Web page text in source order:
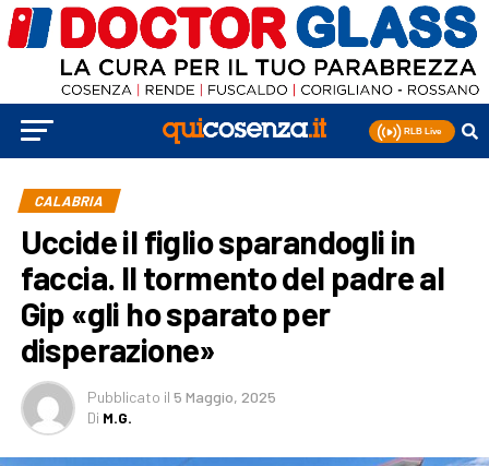
CALABRIA
Uccide il figlio sparandogli in
faccia. Il tormento del padre al
Gip «gli ho sparato per
disperazione»
Pubblicato il 5 Maggio, 2025
Di M.G.